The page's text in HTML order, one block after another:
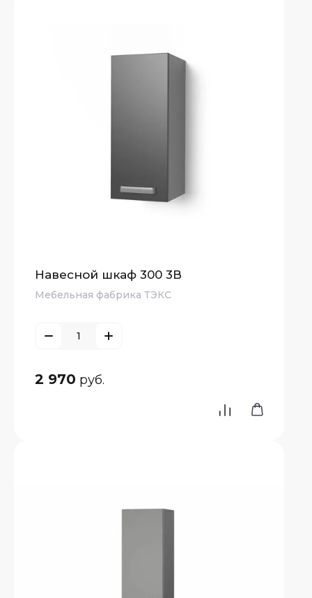
Навесной шкаф 300 3В
Мебельная фабрика ТЭКС
2 970 руб.